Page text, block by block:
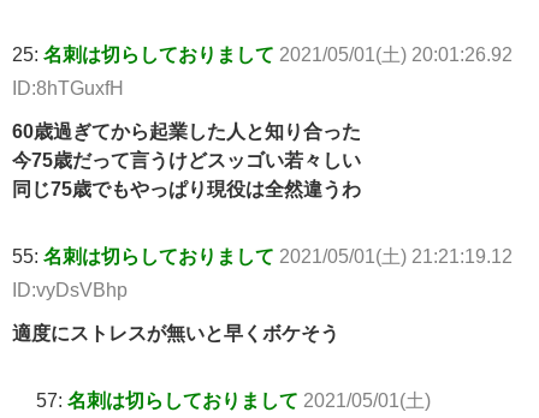
25: 名刺は切らしておりまして 2021/05/01(土) 20:01:26.92
ID:8hTGuxfH
60歳過ぎてから起業した人と知り合った
今75歳だって言うけどスッゴい若々しい
同じ75歳でもやっぱり現役は全然違うわ
55: 名刺は切らしておりまして 2021/05/01(土) 21:21:19.12
ID:vyDsVBhp
適度にストレスが無いと早くボケそう
57: 名刺は切らしておりまして 2021/05/01(土)